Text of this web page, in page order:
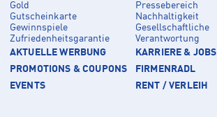
Gold
Gutscheinkarte
Gewinnspiele
Zufriedenheitsgarantie
AKTUELLE WERBUNG
PROMOTIONS & COUPONS
EVENTS
Pressebereich
Nachhaltigkeit
Gesellschaftliche
Verantwortung
KARRIERE & JOBS
FIRMENRADL
RENT / VERLEIH